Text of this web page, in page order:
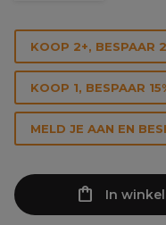
KOOP 2+, BESPAAR
KOOP 1, BESPAAR
MELD JE AAN EN
In